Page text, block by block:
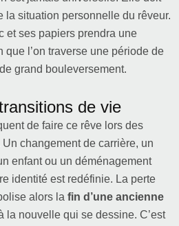
la situation personnelle du rêveur.
et ses papiers prendra une
l’on traverse une période de
grand bouleversement.
de vie
de faire ce rêve lors des
changement de carrière, un
enfant ou un déménagement
identité est redéfinie. La perte
alors la fin d’une ancienne
la nouvelle qui se dessine. C’est